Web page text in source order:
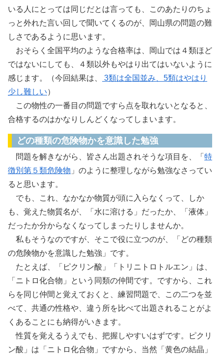
いる人にとっては同じだとは言っても、このあたりのちょ
っと外れた言い回しで聞いてくるのが、岡山県の問題の難
しさであるように思います。
おそらく全国平均のような合格率は、岡山では４類ほど
ではないにしても、４類以外もやはり出てはいないように
感じます。（今回結果は、
3類は全国並み、5類はやはり
少し難しい）
この物性の一番目の問題ですら点を取れないとなると、
合格するのはかなりしんどくなってしまいます。
どの種類の危険物かを意識した勉強
問題を解きながら、皆さん出題されそうな項目を、「 特
徴別第５類危険物 」のように整理しながら勉強なさってい
ると思います。
でも、これ、なかなか物質が頭に入らなくって、しか
も、覚えた物質名が、「水に溶ける」だったか、「液体」
だったか分からなくなってしまったりしませんか。
私もそうなのですが、そこで役に立つのが、「どの種類
の危険物かを意識した勉強」です。
たとえば、「ピクリン酸」「トリニトロトルエン」は、
「ニトロ化合物」という同類の仲間です。ですから、これ
らを同じ仲間と覚えておくと、練習問題で、この二つを並
べて、共通の性格や、違う所を比べて出題されることがよ
くあることにも納得がいきます。
性質を覚えるうえでも、把握しやすいはずです。ピクリ
ン酸」は「ニトロ化合物」ですから、当然「黄色の結晶」